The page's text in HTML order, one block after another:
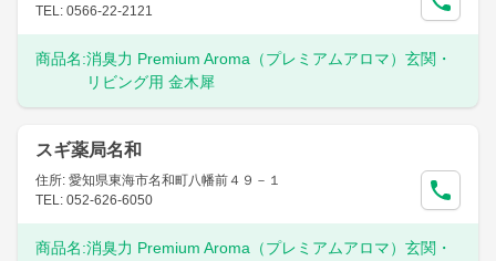
TEL: 0566-22-2121
商品名:消臭力 Premium Aroma（プレミアムアロマ）玄関・
リビング用 金木犀
スギ薬局名和
住所: 愛知県東海市名和町八幡前４９－１
TEL: 052-626-6050
商品名:消臭力 Premium Aroma（プレミアムアロマ）玄関・